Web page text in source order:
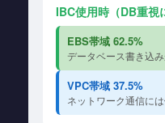
IBC使用時（DB重視
EBS帯域 62.5%
データベース書き込
VPC帯域 37.5%
ネットワーク通信に